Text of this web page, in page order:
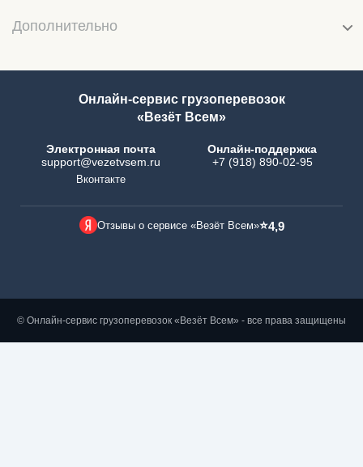
Дополнительно
Онлайн-сервис грузоперевозок
«Везёт Всем»
Электронная почта
support@vezetvsem.ru
Вконтакте
Онлайн-поддержка
+7 (918) 890-02-95
Отзывы о сервисе «Везёт Всем»⭐4,9
© Онлайн-сервис грузоперевозок «Везёт Всем» - все права защищены